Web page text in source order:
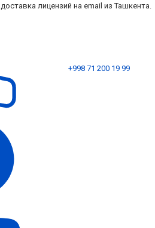
лицензий на email из Ташкента.
+998 71 200 19 99